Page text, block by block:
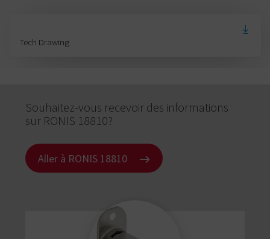
Tech Drawing
Souhaitez-vous recevoir des informations
sur RONIS 18810?
Aller à RONIS 18810